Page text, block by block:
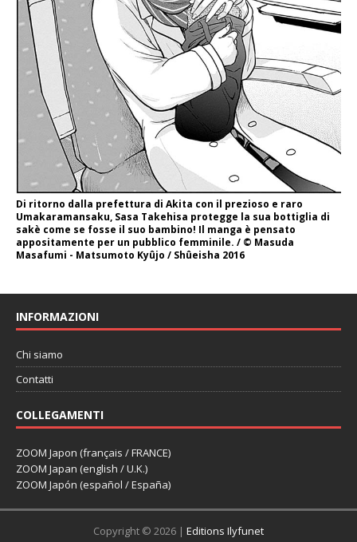
Di ritorno dalla prefettura di Akita con il prezioso e raro
Umakaramansaku, Sasa Takehisa protegge la sua bottiglia di
sakè come se fosse il suo bambino! Il manga è pensato
appositamente per un pubblico femminile. / © Masuda
Masafumi - Matsumoto Kyûjo / Shûeisha 2016
INFORMAZIONI
Chi siamo
Contatti
COLLEGAMENTI
ZOOM Japon (français / FRANCE)
ZOOM Japan (english / U.K.)
ZOOM Japón (español / España)
Copyright © 2026 | Editions Ilyfunet